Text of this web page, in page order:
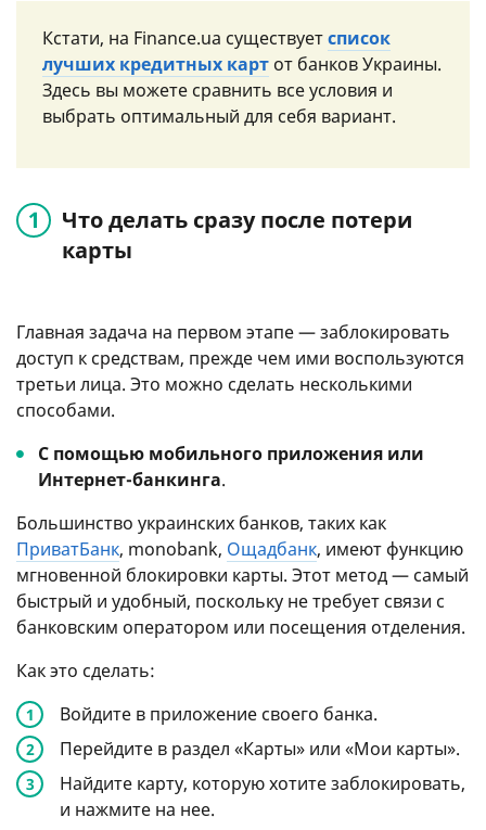
Кстати, на Finance.ua существуетсписок
лучших кредитных карт от банков Украины.
Здесь вы можете сравнить все условия и
выбрать оптимальный для себя вариант.
Что делать сразу после потери
карты
Главная задача на первом этапе — заблокировать
доступ к средствам, прежде чем ими воспользуются
третьи лица. Это можно сделать несколькими
способами.
С помощью мобильного приложения или
Интернет-банкинга.
Большинство украинских банков, таких как
ПриватБанк, monobank, Ощадбанк, имеют функцию
мгновенной блокировки карты. Этот метод — самый
быстрый и удобный, поскольку не требует связи с
банковским оператором или посещения отделения.
Как это сделать:
Войдите в приложение своего банка.
Перейдите в раздел «Карты» или «Мои карты».
Найдите карту, которую хотите заблокировать,
и нажмите на нее.